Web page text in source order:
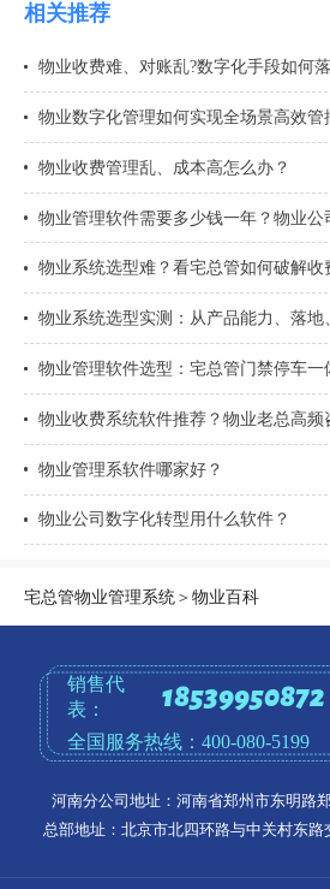
相关推荐
物业收费难、对账乱?数字化手段如何
物业数字化管理如何实现全场景高效管
物业收费管理乱、成本高怎么办？
物业管理系软件哪家好？
物业公司数字化转型用什么软件？
宅总管物业管理系统＞物业百科
销售代
表：
18539950872
全国服务热线：400-080-5199
河南分公司地址：河南省郑州市东明路
总部地址：北京市北四环路与中关村东路